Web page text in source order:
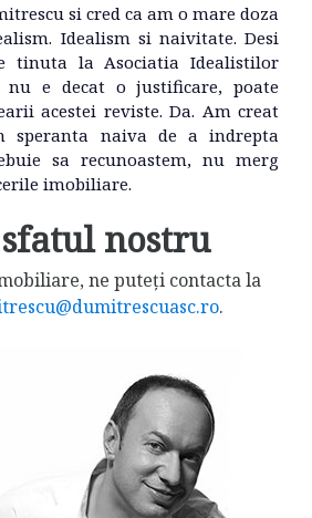
si cred ca am o mare doza
Idealism si naivitate. Desi
tinuta la Asociatia Idealistilor
e decat o justificare, poate
acestei reviste. Da. Am creat
speranta naiva de a indrepta
sa recunoastem, nu merg
imobiliare.
nostru
ne puteți contacta la
.